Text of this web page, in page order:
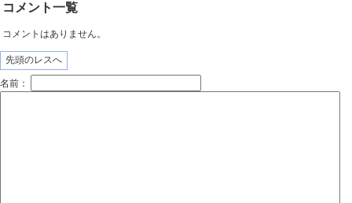
コメント一覧
コメントはありません。
先頭のレスへ
名前：